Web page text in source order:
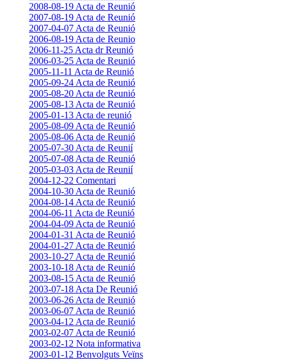
2008-08-19 Acta de Reunió
2007-08-19 Acta de Reunió
2007-04-07 Acta de Reunió
2006-08-19 Acta de Reunio
2006-11-25 Acta dr Reunió
2006-03-25 Acta de Reunió
2005-11-11 Acta de Reunió
2005-09-24 Acta de Reunió
2005-08-20 Acta de Reunió
2005-08-13 Acta de Reunió
2005-01-13 Acta de reunió
2005-08-09 Acta de Reunió
2005-08-06 Acta de Reunió
2005-07-30 Acta de Reunií
2005-07-08 Acta de Reunió
2005-03-03 Acta de Reunií
2004-12-22 Comentari
2004-10-30 Acta de Reunió
2004-08-14 Acta de Reunió
2004-06-11 Acta de Reunió
2004-04-09 Acta de Reunió
2004-01-31 Acta de Reunió
2004-01-27 Acta de Reunió
2003-10-27 Acta de Reunió
2003-10-18 Acta de Reunió
2003-08-15 Acta de Reunió
2003-07-18 Acta De Reunió
2003-06-26 Acta de Reunió
2003-06-07 Acta de Reunió
2003-04-12 Acta de Reunió
2003-02-07 Acta de Reunió
2003-02-12 Nota informativa
2003-01-12 Benvolguts Veïns